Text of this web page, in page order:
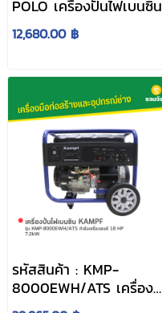
POLO เครื่องปั่นไฟเบนซิน
Inverter รุ่น GT4500I
กำลังไฟ 3.5 กิโลวัตต์
12,680.00 ฿
รหัสสินค้า : KMP-
8000EWH/ATS เครื่อง
ปั่นไฟเบนซิน KAMPF รุ่น